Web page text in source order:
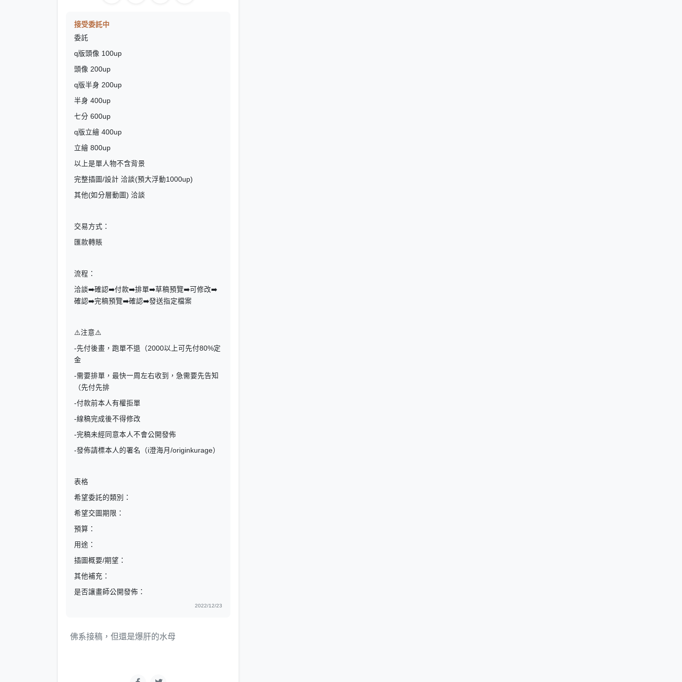
接受委託中
委託
q版頭像 100up
頭像 200up
q版半身 200up
半身 400up
七分 600up
q版立繪 400up
立繪 800up
以上是單人物不含背景
完整插圖/設計 洽談(預大浮動1000up)
其他(如分層動圖) 洽談
交易方式：
匯款轉賬
流程：
洽談➡️確認➡️付款➡️排單➡️草稿預覽➡️可修改➡️
確認➡️完稿預覽➡️確認➡️發送指定檔案
⚠️注意⚠️
-先付後畫，跑單不退（2000以上可先付80%定
金
-需要排單，最快一周左右收到，急需要先告知
（先付先排
-付款前本人有權拒單
-線稿完成後不得修改
-完稿未經同意本人不會公開發佈
-發佈請標本人的署名（i澄海月/originkurage）
表格
希望委託的類別：
希望交圖期限：
預算：
用途：
插圖概要/期望：
其他補充：
是否讓畫師公開發佈：
2022/12/23
佛系接稿，但還是爆肝的水母